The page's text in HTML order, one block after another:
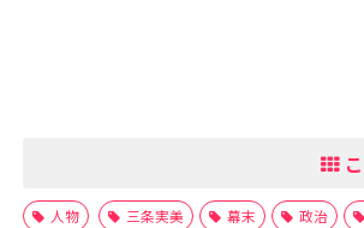
人物 三条実美 幕末 政治